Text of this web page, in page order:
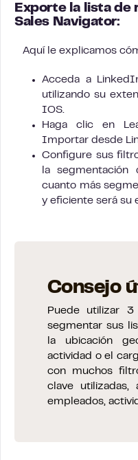
Exporte la lista de
Sales Navigator:
Aquí le explicamos
Acceda a
utilizando su
IOS.
Haga clic en
Importar desde
Configure sus
la
cuanto más
y eficiente será su
Consejo
Puede utilizar
segmentar sus
la ubicación
actividad o el
con muchos
clave utilizadas,
empleados,